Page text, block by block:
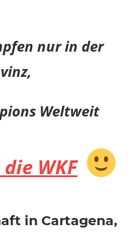
nur in der
Weltweit
WKF
in Cartagena,